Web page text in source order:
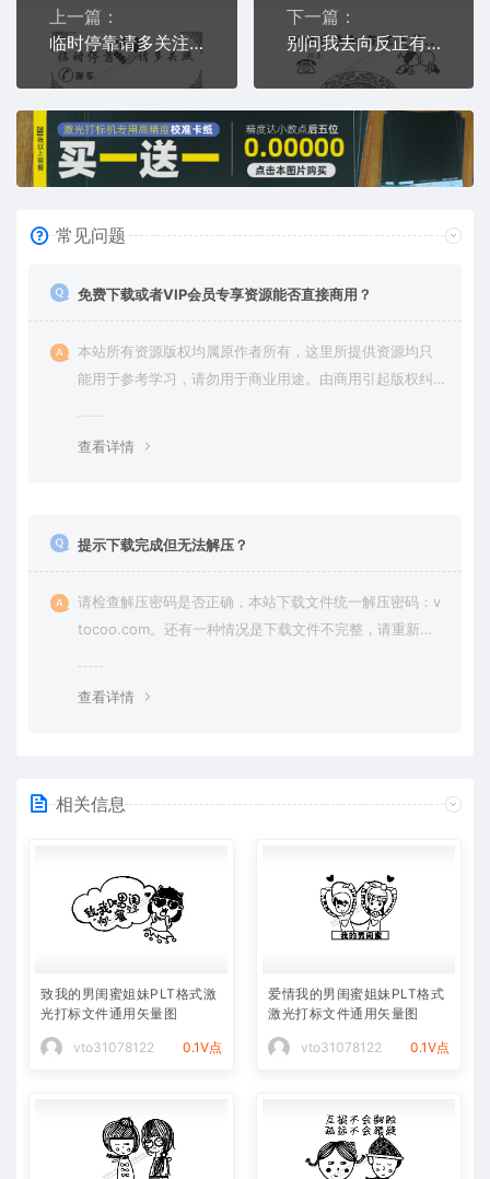
上一篇：
临时停靠请多关注握手体谅临时停车挪车电话牌通用plt格式激光打标文件
下一篇：
别问我去向反正有事..临时停车挪车电话牌通用plt格式激光打标文件
常见问题
免费下载或者VIP会员专享资源能否直接商用？
本站所有资源版权均属原作者所有，这里所提供资源均只
能用于参考学习，请勿用于商业用途。由商用引起版权纠
查看详情
提示下载完成但无法解压？
请检查解压密码是否正确，本站下载文件统一解压密码：v
tocoo.com。还有一种情况是下载文件不完整，请重新下
查看详情
相关信息
致我的男闺蜜姐妹PLT格式激
光打标文件通用矢量图
vto31078122 0.1V点
爱情我的男闺蜜姐妹PLT格式
激光打标文件通用矢量图
vto31078122 0.1V点